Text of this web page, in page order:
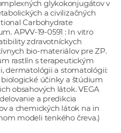
glykokonjugátov v
a civilizačných
Carbohydrate
APVV-19-0591 : In vitro
zdravotníckych
bio-materiálov pre ZP.
rastlín s terapeutickým
dermatológii a stomatológii:
účinky a štúdium
obsahových látok. VEGA
a predikcia
a chemických látok na in
modeli tenkého čreva.)